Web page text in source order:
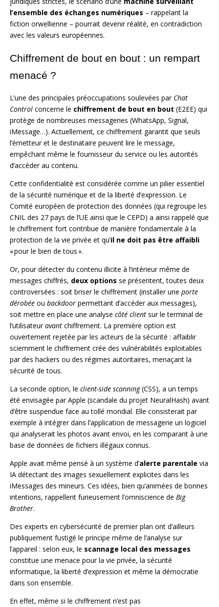
l’ensemble des échanges numériques – rappelant la
fiction orwellienne – pourrait devenir réalité, en contradiction
avec les valeurs européennes.
Chiffrement de bout en bout : un rempart
menacé ?
L’une des principales préoccupations soulevées par Chat
Control concerne le chiffrement de bout en bout (E2EE) qui
protège de nombreuses messageries (WhatsApp, Signal,
iMessage…). Actuellement, ce chiffrement garantit que seuls
l’émetteur et le destinataire peuvent lire le message,
empêchant même le fournisseur du service ou les autorités
d’accéder au contenu.
Cette confidentialité est considérée comme un pilier essentiel
de la sécurité numérique et de la liberté d’expression. Le
Comité européen de protection des données (qui regroupe les
CNIL des 27 pays de l’UE ainsi que le CEPD) a ainsi rappelé que
le chiffrement fort contribue de manière fondamentale à la
protection de la vie privée et qu’il ne doit pas être affaibli
« pour le bien de tous ».
Or, pour détecter du contenu illicite à l’intérieur même de
messages chiffrés, deux options se présentent, toutes deux
controversées : soit briser le chiffrement (installer une porte
dérobée ou backdoor permettant d’accéder aux messages),
soit mettre en place une analyse côté client sur le terminal de
l’utilisateuravant chiffrement. La première option est
ouvertement rejetée par les acteurs de la sécurité : affaiblir
sciemment le chiffrement crée des vulnérabilités exploitables
par des hackers ou des régimes autoritaires, menaçant la
sécurité de tous.
La seconde option, le client-side scanning(CSS), a un temps
été envisagée par Apple (scandale du projet NeuralHash) avant
d’être suspendue face au tollé mondial. Elle consisterait par
exemple à intégrer dans l’application de messagerie un logiciel
qui analyserait les photos avant envoi, en les comparant à une
base de données de fichiers illégaux connus.
Apple avait même pensé à un système d’alerte parentale via
IA détectant des images sexuellement explicites dans les
iMessages des mineurs. Ces idées, bien qu’animées de bonnes
intentions, rappellent furieusement l’omniscience de Big
Brother.
Des experts en cybersécurité de premier plan ont d’ailleurs
publiquement fustigé le principe même de l’analyse sur
l’appareil : selon eux, le scannage local des messages
constitue une menace pour la vie privée, la sécurité
informatique, la liberté d’expression et même la démocratie
dans son ensemble.
En effet, même si le chiffrement n’est pas